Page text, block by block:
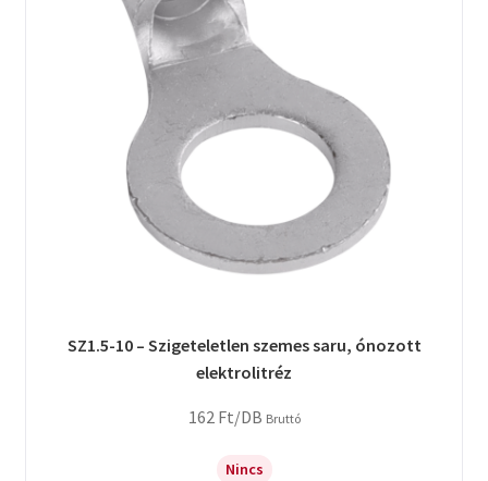
SZ1.5-10 – Szigeteletlen szemes saru, ónozott
elektrolitréz
162 Ft/DB Bruttó
Nincs